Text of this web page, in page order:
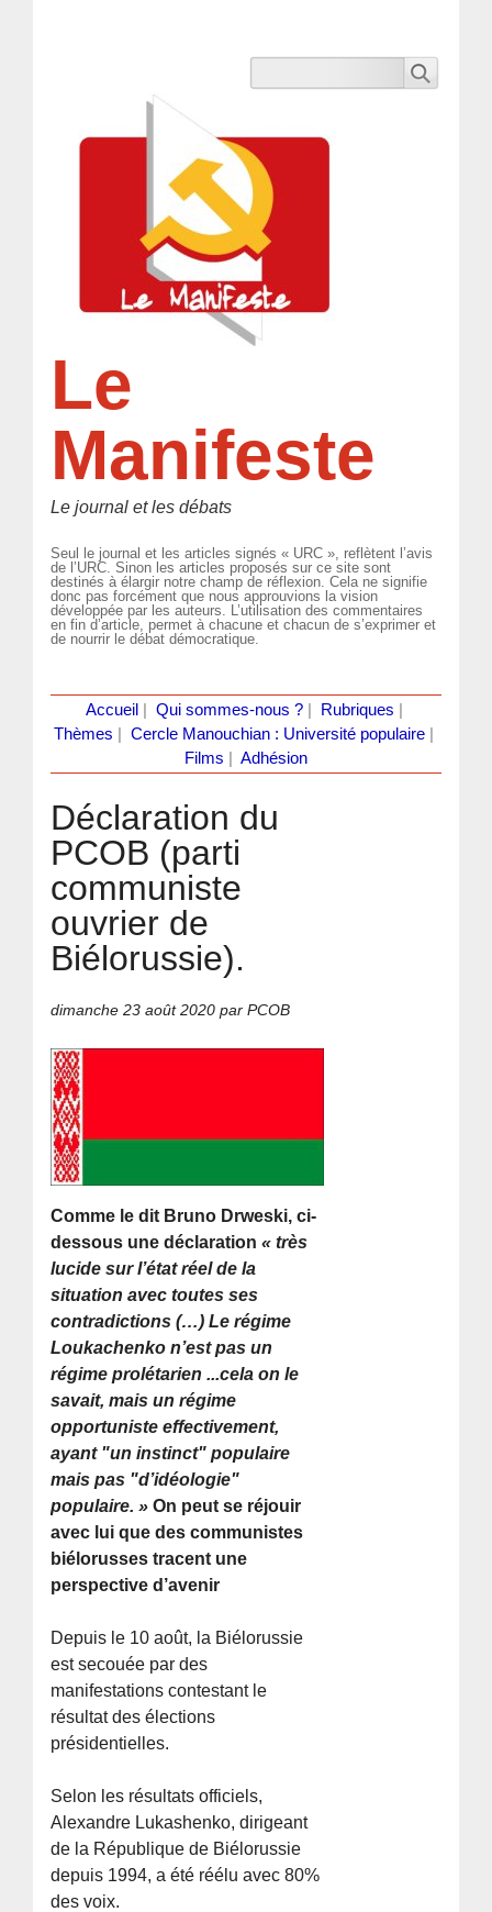
Le
Manifeste
Le journal et les débats
Seul le journal et les articles signés « URC », reflètent l’avis
de l’URC. Sinon les articles proposés sur ce site sont
destinés à élargir notre champ de réflexion. Cela ne signifie
donc pas forcément que nous approuvions la vision
développée par les auteurs. L’utilisation des commentaires
en fin d’article, permet à chacune et chacun de s’exprimer et
de nourrir le débat démocratique.
Accueil Qui sommes-nous ?| Rubriques
Thèmes
Cercle Manouchian : Université populaire
Films
Adhésion
Déclaration du
PCOB (parti
communiste
ouvrier de
Biélorussie).
dimanche 23 août 2020 par PCOB
Comme le dit Bruno Drweski, ci-
dessous une déclaration« très
lucide sur l’état réel de la
situation avec toutes ses
contradictions (…) Le régime
Loukachenko n’est pas un
régime prolétarien ...cela on le
savait, mais un régime
opportuniste effectivement,
ayant "un instinct" populaire
mais pas "d’idéologie"
populaire. » On peut se réjouir
avec lui que des communistes
biélorusses tracent une
perspective d’avenir
Depuis le 10 août, la Biélorussie
est secouée par des
manifestations contestant le
résultat des élections
présidentielles.
Selon les résultats officiels,
Alexandre Lukashenko, dirigeant
de la République de Biélorussie
depuis 1994, a été réélu avec 80%
des voix.